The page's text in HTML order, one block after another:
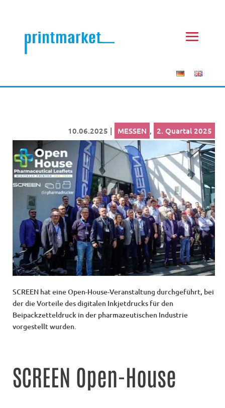
10.06.2025 | MESSEN , 2. Quartal 2025
SCREEN hat eine Open-House-Veranstaltung durchgeführt, bei
der die Vorteile des digitalen Inkjetdrucks für den
Beipackzetteldruck in der pharmazeutischen Industrie
vorgestellt wurden.
SCREEN Open-House